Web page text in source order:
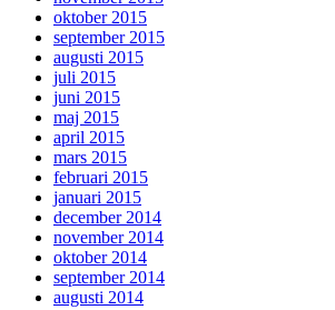
oktober 2015
september 2015
augusti 2015
juli 2015
juni 2015
maj 2015
april 2015
mars 2015
februari 2015
januari 2015
december 2014
november 2014
oktober 2014
september 2014
augusti 2014